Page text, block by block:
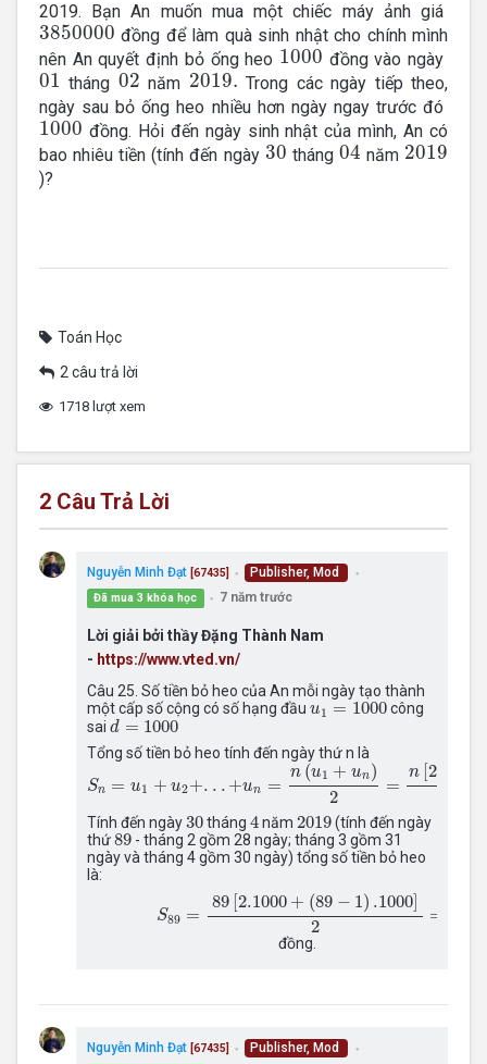
2019. Bạn An muốn mua một chiếc máy ảnh giá
3850000
3850000đồng để làm quà sinh nhật cho chính mình
nên An quyết định bỏ ống heo 1000
1000 đồng vào ngày
01
01 tháng 02
02 năm 2019.
2019. Trong các ngày tiếp theo,
ngày sau bỏ ống heo nhiều hơn ngày ngay trước đó
1000
1000 đồng. Hỏi đến ngày sinh nhật của mình, An có
bao nhiêu tiền (tính đến ngày 30
30 tháng 04
04 năm 2019
2019
)?
Toán Học
2 câu trả lời
1718 lượt xem
2 Câu Trả Lời
Nguyễn Minh Đạt [67435] ● Publisher, Mod ●
Đã mua 3 khóa học ● 7 năm trước
Lời giải bởi thầy Đặng Thành Nam
- https://www.vted.vn/
Câu 25. Số tiền bỏ heo của An mỗi ngày tạo thành
một cấp số cộng có số hạng đầu u1 = 1000
u1=1000
công
sai d = 1000
d=1000
Tổng số tiền bỏ heo tính đến ngày thứ n là
Sn = u1 + u2+. . . +un =
n (u1 + un)
2
=
n [2u
Sn=u1+u2+...+un =n(u1+ un)2 =n[2u 1+ d]
Tính đến ngày30
30tháng 4
4 năm 2019
2019(tính đến ngày
thứ89
89- tháng 2 gồm 28 ngày; tháng 3 gồm 31
ngày và tháng 4 gồm 30 ngày) tổng số tiền bỏ heo
là:
S89 =
89 [2.1000 + (89 − 1) .1000]
2
=
89[2.1000+( 89 −1 .1000] 2=
đồng.
Nguyễn Minh Đạt [67435] ● Publisher, Mod ●